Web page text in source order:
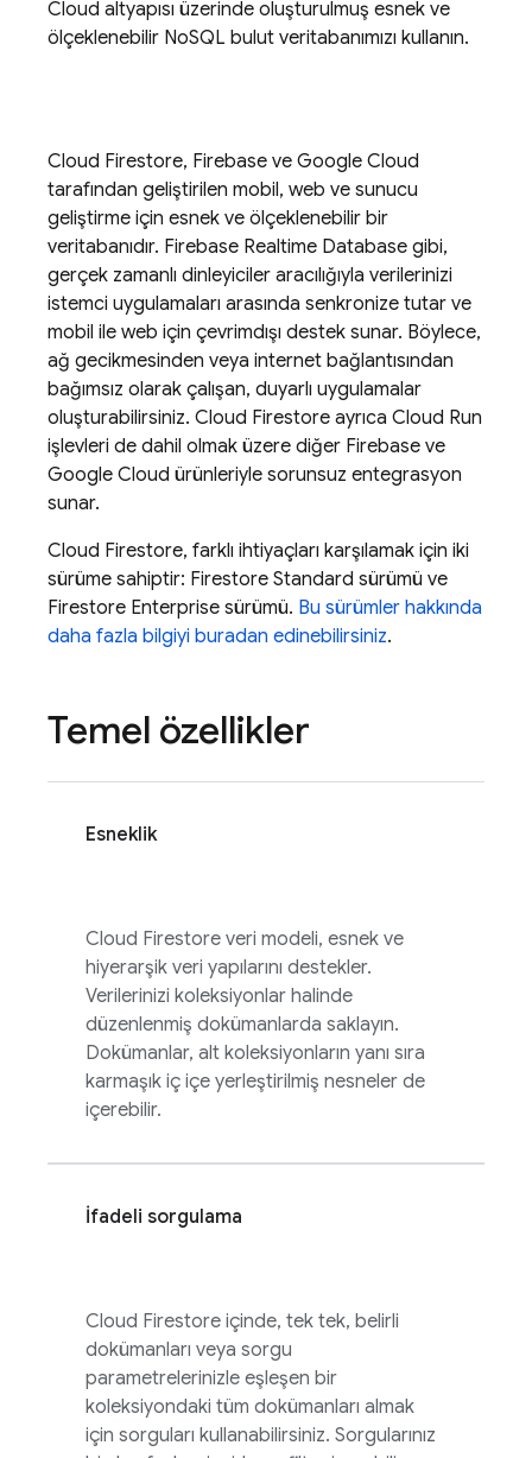
Cloud altyapısı üzerinde oluşturulmuş esnek ve
ölçeklenebilir NoSQL bulut veritabanımızı kullanın.
Cloud Firestore, Firebase ve Google Cloud
tarafından geliştirilen mobil, web ve sunucu
geliştirme için esnek ve ölçeklenebilir bir
veritabanıdır. Firebase Realtime Database gibi,
gerçek zamanlı dinleyiciler aracılığıyla verilerinizi
istemci uygulamaları arasında senkronize tutar ve
mobil ile web için çevrimdışı destek sunar. Böylece,
ağ gecikmesinden veya internet bağlantısından
bağımsız olarak çalışan, duyarlı uygulamalar
oluşturabilirsiniz. Cloud Firestore ayrıca Cloud Run
işlevleri de dahil olmak üzere diğer Firebase ve
Google Cloud ürünleriyle sorunsuz entegrasyon
sunar.
Cloud Firestore, farklı ihtiyaçları karşılamak için iki
sürüme sahiptir: Firestore Standard sürümü ve
Firestore Enterprise sürümü. Bu sürümler hakkında
daha fazla bilgiyi buradan edinebilirsiniz.
Temel özellikler
Esneklik
Cloud Firestore veri modeli, esnek ve
hiyerarşik veri yapılarını destekler.
Verilerinizi koleksiyonlar halinde
düzenlenmiş dokümanlarda saklayın.
Dokümanlar, alt koleksiyonların yanı sıra
karmaşık iç içe yerleştirilmiş nesneler de
içerebilir.
İfadeli sorgulama
Cloud Firestore içinde, tek tek, belirli
dokümanları veya sorgu
parametrelerinizle eşleşen bir
koleksiyondaki tüm dokümanları almak
için sorguları kullanabilirsiniz. Sorgularınız